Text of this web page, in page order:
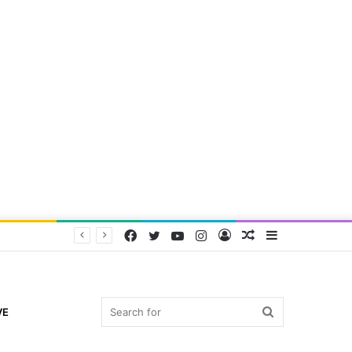
Random
Log
Instagram
YouTube
Twitter
Facebook